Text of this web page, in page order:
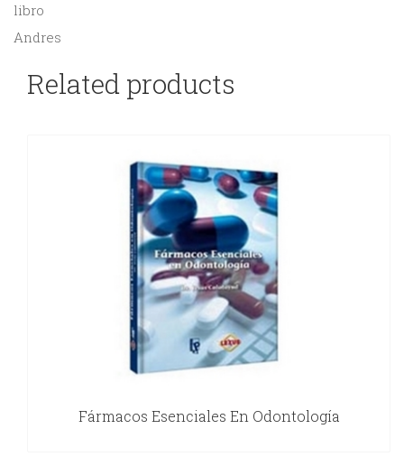
libro
Andres
Related products
Fármacos Esenciales En Odontología